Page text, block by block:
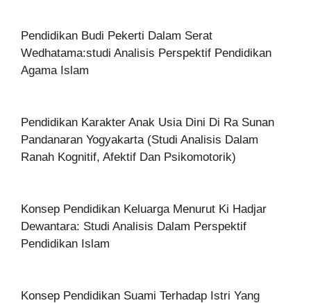
Pendidikan Budi Pekerti Dalam Serat
Wedhatama:studi Analisis Perspektif Pendidikan
Agama Islam
Pendidikan Karakter Anak Usia Dini Di Ra Sunan
Pandanaran Yogyakarta (Studi Analisis Dalam
Ranah Kognitif, Afektif Dan Psikomotorik)
Konsep Pendidikan Keluarga Menurut Ki Hadjar
Dewantara: Studi Analisis Dalam Perspektif
Pendidikan Islam
Konsep Pendidikan Suami Terhadap Istri Yang